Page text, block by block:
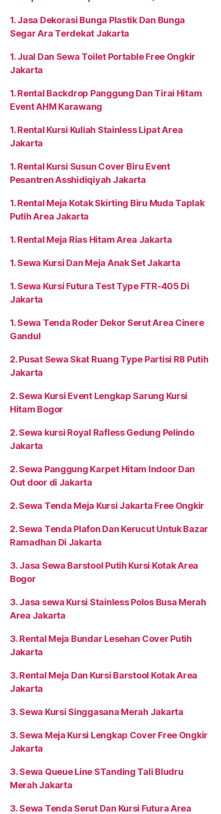
1. Jasa Dekorasi Bunga Plastik Dan Bunga
Segar Ara Terdekat Jakarta
1. Jual Dan Sewa Toilet Portable Free Ongkir
Jakarta
1. Rental Backdrop Panggung Dan Tirai Hitam
Event AHM Karawang
1. Rental Kursi Kuliah Stainless Lipat Area
Jakarta
1. Rental Kursi Susun Cover Biru Event
Pesantren Asshidiqiyah Jakarta
1. Rental Meja Kotak Skirting Biru Muda Taplak
Putih Area Jakarta
1. Rental Meja Rias Hitam Area Jakarta
1. Sewa Kursi Dan Meja Anak Set Jakarta
1. Sewa Kursi Futura Test Type FTR-405 Di
Jakarta
1. Sewa Tenda Roder Dekor Serut Area Cinere
Gandul
2. Pusat Sewa Skat Ruang Type Partisi R8 Putih
Jakarta
2. Sewa Kursi Event Lengkap Sarung Kursi
Hitam Bogor
2. Sewa kursi Royal Rafless Gedung Pelindo
Jakarta
2. Sewa Panggung Karpet Hitam Indoor Dan
Out door di Jakarta
2. Sewa Tenda Meja Kursi Jakarta Free Ongkir
2. Sewa Tenda Plafon Dan Kerucut Untuk Bazar
Ramadhan Di Jakarta
3. Jasa Sewa Barstool Putih Kursi Kotak Area
Bogor
3. Jasa sewa Kursi Stainless Polos Busa Merah
Area Jakarta
3. Rental Meja Bundar Lesehan Cover Putih
Jakarta
3. Rental Meja Dan Kursi Barstool Kotak Area
Jakarta
3. Sewa Kursi Singgasana Merah Jakarta
3. Sewa Meja Kursi Lengkap Cover Free Ongkir
Jakarta
3. Sewa Queue Line STanding Tali Bludru
Merah Jakarta
3. Sewa Tenda Serut Dan Kursi Futura Area